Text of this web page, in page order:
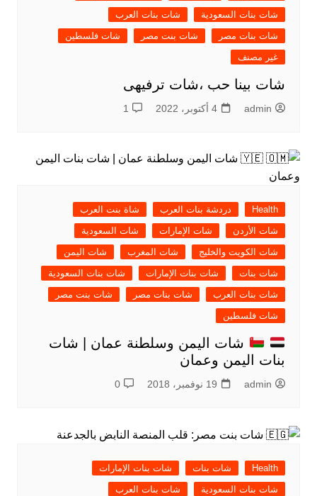
شات بنات السعودية
شات بنات العرب
شات بنات مصر
شات بنت مصر
شات فلسطين
غير مصنف
شات بينا حب ،شات ترفيهى
admin 4 أكتوبر، 2022 1
Health دردشة بنات العرب
شاة بنت العرب
شات الأردن
شات الإمارات
شات السعودية
شات الكويت والخليج
شات المغرب
شات اليمن
شات بنات
شات بنات الإمارات
شات بنات السعودية
شات بنات العرب
شات بنات مصر
شات بنت مصر
شات فلسطين
شات اليمن وسلطنة عمان | شات
بنات اليمن وعمان
admin 19 نوفمبر، 2018 0
Health شات بنات
شات بنات الإمارات
شات بنات السعودية
شات بنات العرب